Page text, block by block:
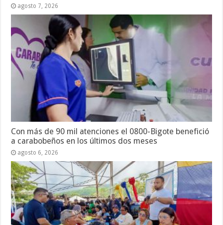
agosto 7, 2026
Con más de 90 mil atenciones el 0800-Bigote benefició
a carabobeños en los últimos dos meses
agosto 6, 2026